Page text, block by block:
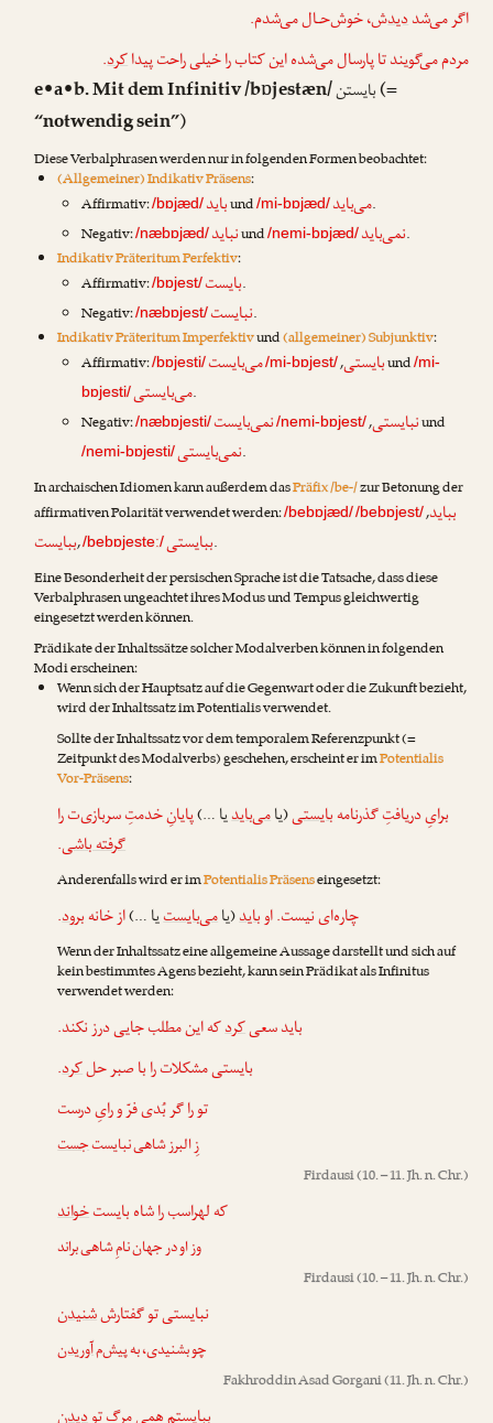
اگر می‌شددیدش، خوش‌حـال می‌شدم.
مردم می‌گویند تا پارسال می‌شده این کتاب را خیلی راحت پیداکرد.
e•a•b. Mit dem Infinitiv /bɒjestæn/بایستن(=
“notwendig sein”)
Diese Verbalphrasen werden nur in folgenden Formen beobachtet:
(Allgemeiner) Indikativ Präsens:
Affirmativ:/bɒjæd/بایدund/mi-bɒjæd/می‌باید.
Negativ:/næbɒjæd/نبایدund/nemi-bɒjæd/نمی‌باید.
Indikativ Präteritum Perfektiv:
Affirmativ:/bɒjest/بایست.
Negativ:/næbɒjest/نبایست.
Indikativ Präteritum Imperfektivund(allgemeiner) Subjunktiv:
Affirmativ:/bɒjesti/ بایستی,
/mi-bɒjest/می‌بایست und/mi-
bɒjesti/می‌بایستی.
Negativ:/næbɒjesti/ نبایستی,
/nemi-bɒjest/نمی‌بایست und
/nemi-bɒjesti/نمی‌بایستی.
In archaischen Idiomen kann außerdem dasPräfix /be-/zur Betonung der
affirmativen Polarität verwendet werden:/bebɒjæd/ بباید,
/bebɒjest/
ببایست,/bebɒjesteː/ببایستی.
Eine Besonderheit der persischen Sprache ist die Tatsache, dass diese
Verbalphrasen ungeachtet ihres Modus und Tempus gleichwertig
eingesetzt werden können.
Prädikate der Inhaltssätze solcher Modalverben können in folgenden
Modi erscheinen:
Wenn sich der Hauptsatz auf die Gegenwart oder die Zukunft bezieht,
wird der Inhaltssatz im Potentialis verwendet.
Sollte der Inhaltssatz vor dem temporalem Referenzpunkt (=
Zeitpunkt des Modalverbs) geschehen, erscheint er imPotentialis
Vor-Präsens:
برایِ دریافتِ گذرنامهبایستی(یامی‌بایدیا …)پایانِ خدمتِ سربازی‌ت را
گرفته باشی.
Anderenfalls wird er imPotentialis Präsenseingesetzt:
چاره‌ای نیست. اوباید(یامی‌بایستیا …)از خانهبرود.
Wenn der Inhaltssatz eine allgemeine Aussage darstellt und sich auf
kein bestimmtes Agens bezieht, kann sein Prädikat als Infinitus
verwendet werden:
باید سعیکردکه این مطلب جایی درز نکند.
بایستی مشکلات را با صبر حلکرد.
تو را گر بُدی فرّ و رایِ درست
زِ البرز شاهی نبایستجست
Firdausi(10. – 11. Jh. n. Chr.)
که لهراسب را شاه بایستخواند
وز او در جهان نامِ شاهی براند
Firdausi(10. – 11. Jh. n. Chr.)
نبایستی تو گفتارششنیدن
چو بشنیدی، به پیش‌مآوریدن
Fakhroddin Asad Gorgani(11. Jh. n. Chr.)